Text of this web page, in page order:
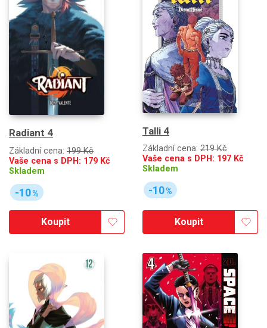
Radiant 4
Základní cena: 199 Kč
Vaše cena s DPH: 179 Kč
Skladem
-10%
Koupit
Talli 4
Základní cena: 219 Kč
Vaše cena s DPH: 197 Kč
Skladem
-10%
Koupit